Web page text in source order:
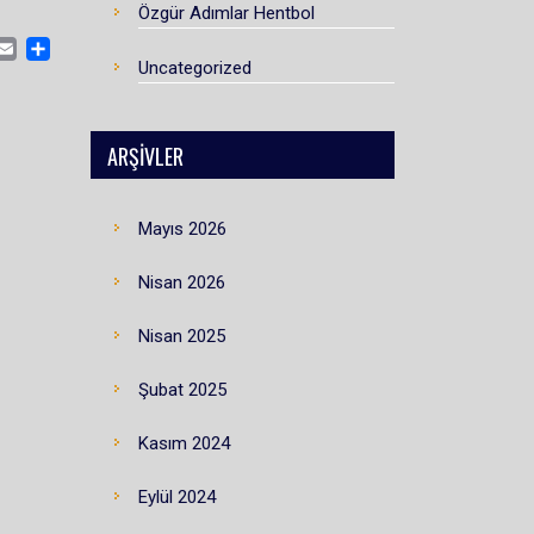
EMAILSHARE
Özgür Adımlar Hentbol
Uncategorized
ARŞIVLER
Mayıs 2026
Nisan 2026
Nisan 2025
Şubat 2025
Kasım 2024
Eylül 2024